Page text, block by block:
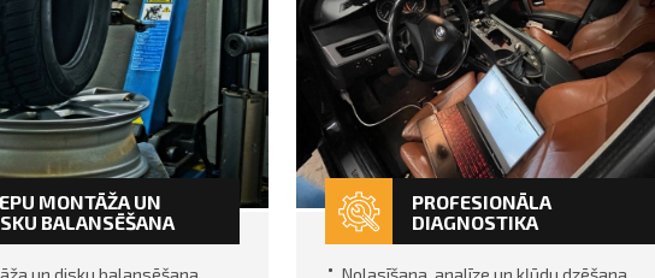
MONTĀŽA UN
BALANSĒŠANA
PROFESIONĀLA
DIAGNOSTIKA